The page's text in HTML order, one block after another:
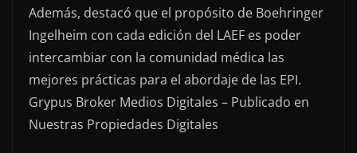
Además, destacó que el propósito de Boehringer
Ingelheim con cada edición del LAEF es poder
intercambiar con la comunidad médica las
mejores prácticas para el abordaje de las EPI.
Grypus Broker Medios Digitales – Publicado en
Nuestras Propiedades Digitales